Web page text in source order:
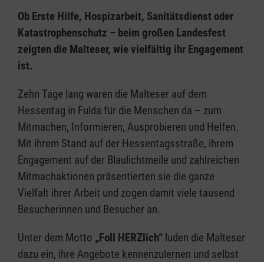
Ob Erste Hilfe, Hospizarbeit, Sanitätsdienst oder
Katastrophenschutz – beim großen Landesfest
zeigten die Malteser, wie vielfältig ihr Engagement
ist.
Zehn Tage lang waren die Malteser auf dem
Hessentag in Fulda für die Menschen da – zum
Mitmachen, Informieren, Ausprobieren und Helfen.
Mit ihrem Stand auf der Hessentagsstraße, ihrem
Engagement auf der Blaulichtmeile und zahlreichen
Mitmachaktionen präsentierten sie die ganze
Vielfalt ihrer Arbeit und zogen damit viele tausend
Besucherinnen und Besucher an.
Unter dem Motto „Foll HERZlich“ luden die Malteser
dazu ein, ihre Angebote kennenzulernen und selbst